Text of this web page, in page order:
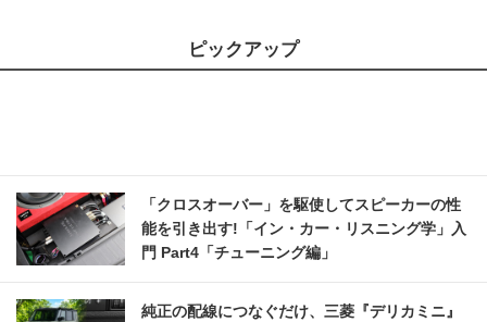
ピックアップ
「クロスオーバー」を駆使してスピーカーの性
能を引き出す!「イン・カー・リスニング学」入
門 Part4「チューニング編」
純正の配線につなぐだけ、三菱『デリカミニ』